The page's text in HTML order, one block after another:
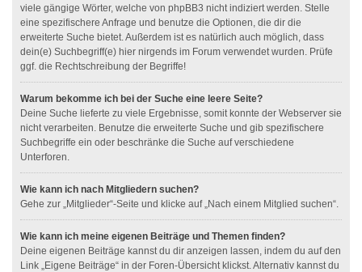
viele gängige Wörter, welche von phpBB3 nicht indiziert werden. Stelle
eine spezifischere Anfrage und benutze die Optionen, die dir die
erweiterte Suche bietet. Außerdem ist es natürlich auch möglich, dass
dein(e) Suchbegriff(e) hier nirgends im Forum verwendet wurden. Prüfe
ggf. die Rechtschreibung der Begriffe!
Warum bekomme ich bei der Suche eine leere Seite?
Deine Suche lieferte zu viele Ergebnisse, somit konnte der Webserver sie
nicht verarbeiten. Benutze die erweiterte Suche und gib spezifischere
Suchbegriffe ein oder beschränke die Suche auf verschiedene
Unterforen.
Wie kann ich nach Mitgliedern suchen?
Gehe zur „Mitglieder“-Seite und klicke auf „Nach einem Mitglied suchen“.
Wie kann ich meine eigenen Beiträge und Themen finden?
Deine eigenen Beiträge kannst du dir anzeigen lassen, indem du auf den
Link „Eigene Beiträge“ in der Foren-Übersicht klickst. Alternativ kannst du